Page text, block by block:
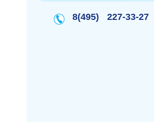
8(495) 227-33-27